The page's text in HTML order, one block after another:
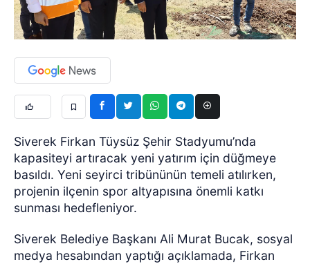
Siverek Firkan Tüysüz Şehir Stadyumu’nda
kapasiteyi artıracak yeni yatırım için düğmeye
basıldı. Yeni seyirci tribününün temeli atılırken,
projenin ilçenin spor altyapısına önemli katkı
sunması hedefleniyor.
Siverek Belediye Başkanı Ali Murat Bucak, sosyal
medya hesabından yaptığı açıklamada, Firkan